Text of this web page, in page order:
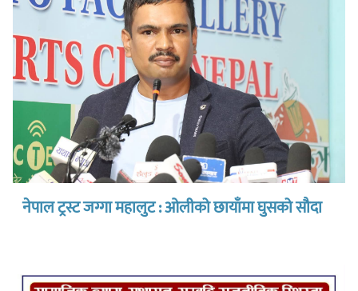
नेपाल ट्रस्ट जग्गा महालुट : ओलीको छायाँमा घुसको सौदा